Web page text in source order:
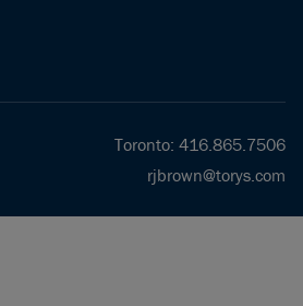
Toronto: 416.865.7506
rjbrown@torys.com